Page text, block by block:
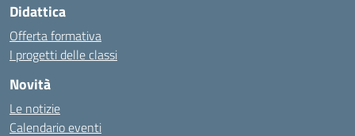
Didattica
Offerta formativa
I progetti delle classi
Novità
Le notizie
Calendario eventi